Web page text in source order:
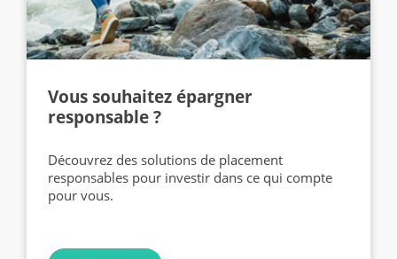
Vous souhaitez épargner
responsable ?
Découvrez des solutions de placement
responsables pour investir dans ce qui compte
pour vous.